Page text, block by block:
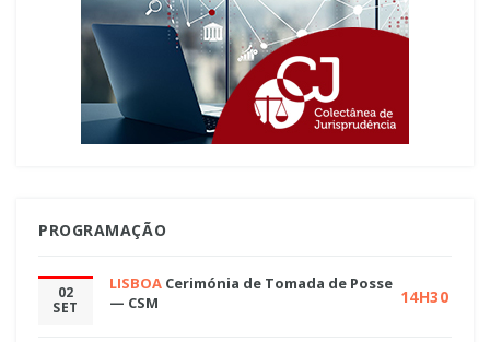
PROGRAMAÇÃO
02
SET
LISBOA Cerimónia de Tomada de Posse
— CSM
14H30